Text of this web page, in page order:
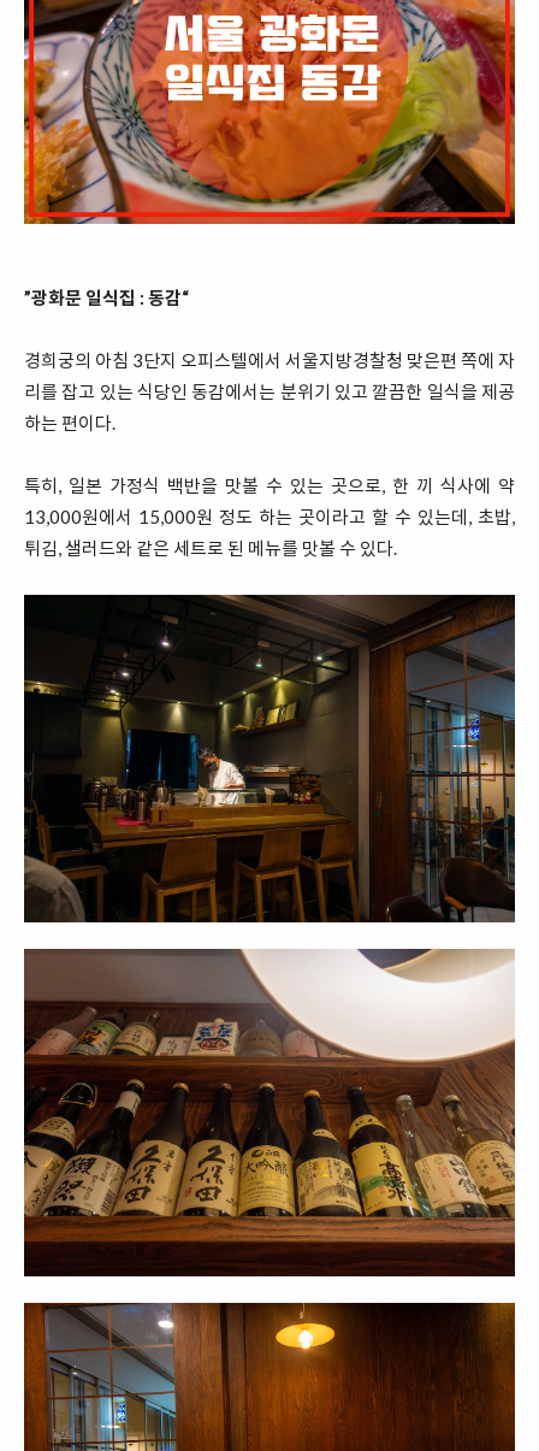
”광화문 일식집 : 동감“
경희궁의 아침 3단지 오피스텔에서 서울지방경찰청 맞은편 쪽에 자
리를 잡고 있는 식당인 동감에서는 분위기 있고 깔끔한 일식을 제공
하는 편이다.
특히, 일본 가정식 백반을 맛볼 수 있는 곳으로, 한 끼 식사에 약
13,000원에서 15,000원 정도 하는 곳이라고 할 수 있는데, 초밥,
튀김, 샐러드와 같은 세트로 된 메뉴를 맛볼 수 있다.